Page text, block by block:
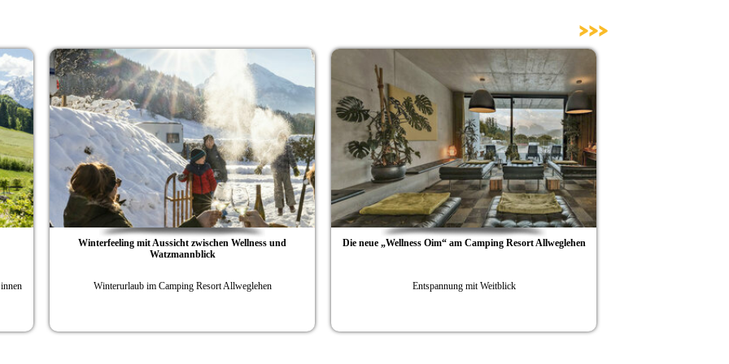
Winterfeeling mit Aussicht zwischen Wellness und
Watzmannblick
Winterurlaub im Camping Resort Allweglehen
Die neue „Wellness Oim“ am Camping Resort Allweglehen
Entspannung mit Weitblick
>>>